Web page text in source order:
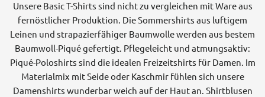
Unsere Basic T-Shirts sind nicht zu vergleichen mit Ware aus
fernöstlicher Produktion. Die Sommershirts aus luftigem
Leinen und strapazierfähiger Baumwolle werden aus bestem
Baumwoll-Piqué gefertigt. Pflegeleicht und atmungsaktiv:
Piqué-Poloshirts sind die idealen Freizeitshirts für Damen. Im
Materialmix mit Seide oder Kaschmir fühlen sich unsere
Damenshirts wunderbar weich auf der Haut an. Shirtblusen